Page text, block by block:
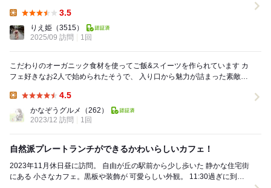
3.5
りえ姫 （3515）
2025/09 訪問
1回
こだわりのオーガニック食材を使ってご飯&スイーツを作られています カ
フェ好きなお2人で始められたそうで、 入り口から魅力が詰まった素敵な
4.5
かなぞうグルメ
（262）
2023/12 訪問
1回
自然派プレートランチができるかわいらしいカフェ！
2023年11月休日昼に訪問。 自由が丘の駅前から少し歩いた 静かな住宅街
にある 小さなカフェ。黒板や装飾が 可愛らしい外観。 11:30過ぎに到着